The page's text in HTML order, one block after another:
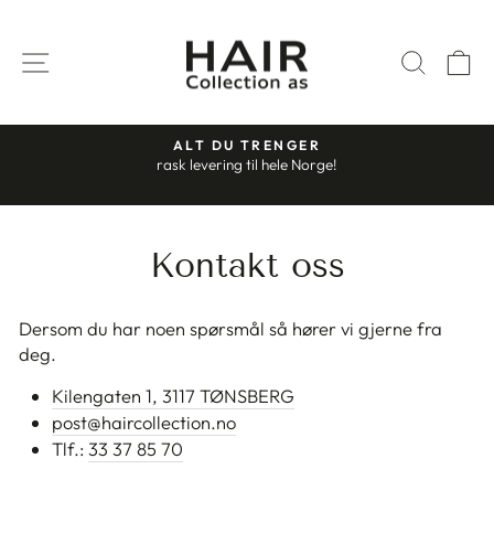
innhold SIDENAVIGASJON SØK
Stopp
ALT DU TRENGER
rask levering til hele Norge!
Kontakt oss
Dersom du har noen spørsmål så hører vi gjerne fra
deg.
Kilengaten 1, 3117 TØNSBERG
post@haircollection.no
Tlf.: 33 37 85 70